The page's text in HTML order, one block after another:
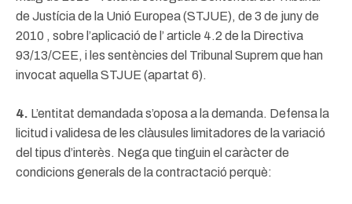
de Justícia de la Unió Europea (STJUE), de 3 de juny de
2010 , sobre l’aplicació de l’ article 4.2 de la Directiva
93/13/CEE, i les sentències del Tribunal Suprem que han
invocat aquella STJUE (apartat 6).
4. L’entitat demandada s’oposa a la demanda. Defensa la
licitud i validesa de les clàusules limitadores de la variació
del tipus d’interès. Nega que tinguin el caràcter de
condicions generals de la contractació perquè: